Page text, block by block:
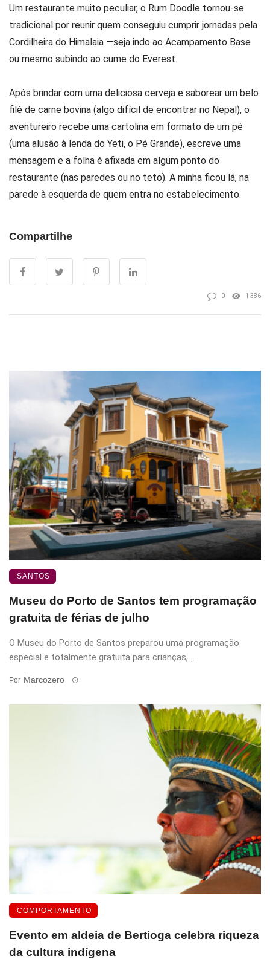
Um restaurante muito peculiar, o Rum Doodle tornou-se
tradicional por reunir quem conseguiu cumprir jornadas pela
Cordilheira do Himalaia —seja indo ao Acampamento Base
ou mesmo subindo ao cume do Everest.
Após brindar com uma deliciosa cerveja e saborear um belo
filé de carne bovina (algo difícil de encontrar no Nepal), o
aventureiro recebe uma cartolina em formato de um pé
(uma alusão à lenda do Yeti, o Pé Grande), escreve uma
mensagem e a folha é afixada em algum ponto do
restaurante (nas paredes ou no teto). A minha ficou lá, na
parede à esquerda de quem entra no estabelecimento.
Compartilhe
0 1386
SANTOS
Museu do Porto de Santos tem programação
gratuita de férias de julho
O Museu do Porto de Santos preparou uma programação
especial e totalmente gratuita para crianças, ...
Por Marcozero
COMPORTAMENTO
Evento em aldeia de Bertioga celebra riqueza
da cultura indígena